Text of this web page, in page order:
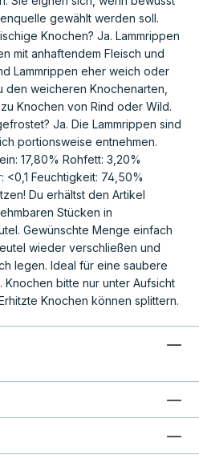
gewählt werden soll.
Knochen? Ja. Lammrippen
mit anhaftendem Fleisch und
Lammrippen eher weich oder
den weicheren Knochenarten,
Knochen von Rind oder Wild.
Ja. Die Lammrippen sind
portionsweise entnehmen.
17,80% Rohfett: 3,20%
<0,1 Feuchtigkeit: 74,50%
Du erhältst den Artikel
Stücken in
Gewünschte Menge einfach
wieder verschließen und
legen. Ideal für eine saubere
bitte nur unter Aufsicht
Knochen können splittern.